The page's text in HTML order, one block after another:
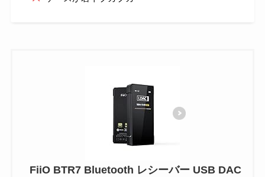
FiiO BTR7 Bluetooth レシーバー USB DAC